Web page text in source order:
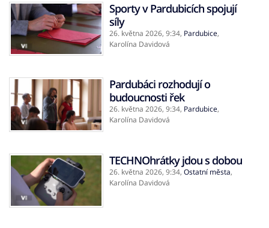
Sporty v Pardubicích spojují
síly
26. května 2026, 9:34, Pardubice,
Karolína Davidová
Pardubáci rozhodují o
budoucnosti řek
26. května 2026, 9:34, Pardubice,
Karolína Davidová
TECHNOhrátky jdou s dobou
26. května 2026, 9:34, Ostatní města,
Karolína Davidová